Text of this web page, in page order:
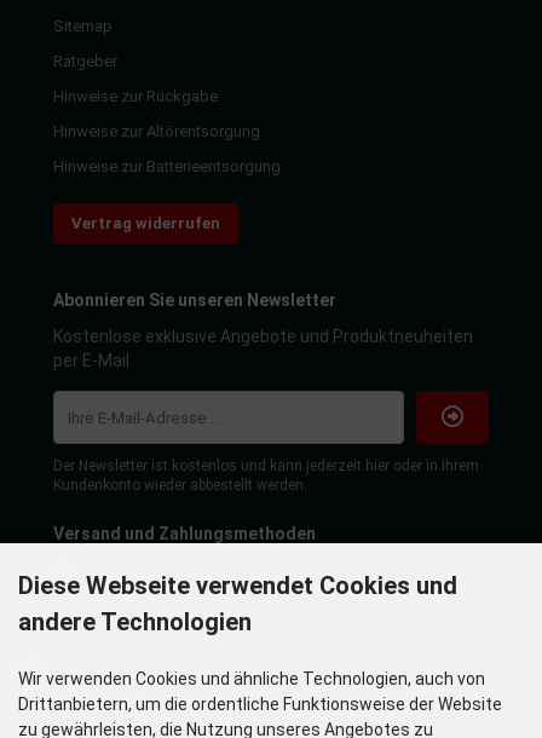
Sitemap
Ratgeber
Hinweise zur Rückgabe
Hinweise zur Altörentsorgung
Hinweise zur Batterieentsorgung
Vertrag widerrufen
Abonnieren Sie unseren Newsletter
Kostenlose exklusive Angebote und Produktneuheiten
per E-Mail
Der Newsletter ist kostenlos und kann jederzeit hier oder in Ihrem
Kundenkonto wieder abbestellt werden.
Versand und Zahlungsmethoden
Diese Webseite verwendet Cookies und
andere Technologien
Wir verwenden Cookies und ähnliche Technologien, auch von
Drittanbietern, um die ordentliche Funktionsweise der Website
zu gewährleisten, die Nutzung unseres Angebotes zu